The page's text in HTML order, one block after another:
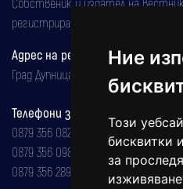
Ние
Този
бисквитки
за
регистрирана на 08.05.2002 година.
Адрес на редакцията
Град Дупница, ул.''Христо Ботев" 43
Телефони за реклама и
0879 356 082
0879 356 098
0879 356 289